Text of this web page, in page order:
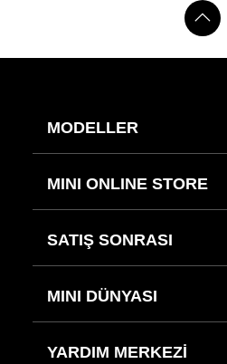
MODELLER
MINI ONLINE STORE
SATIŞ SONRASI
MINI DÜNYASI
YARDIM MERKEZİ